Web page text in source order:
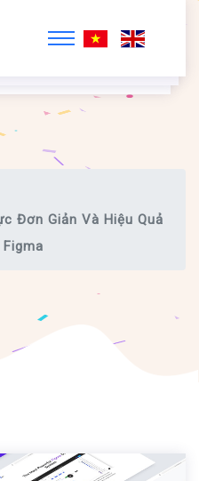
Đơn Giản Và Hiệu Quả